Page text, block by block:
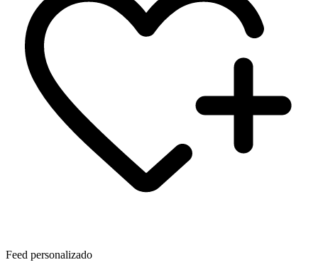
Feed personalizado